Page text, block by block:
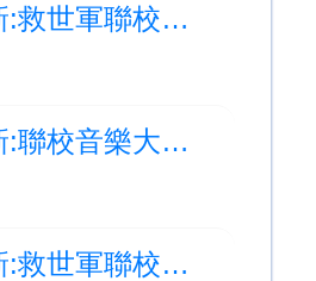
學校獎項更新:救世軍聯校小學運動會
學校相片更新:聯校音樂大賽2025 高級組及初級組合唱團項目 銀獎
學校影片更新:救世軍聯校小學運動會